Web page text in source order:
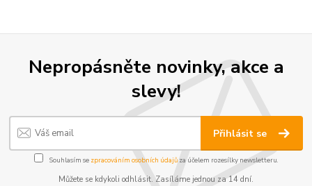
Nepropásněte novinky, akce a
slevy!
Přihlásit se
Souhlasím se zpracováním osobních údajůza účelem rozesílky newsletteru.
Můžete se kdykoli odhlásit. Zasíláme jednou za 14 dní.